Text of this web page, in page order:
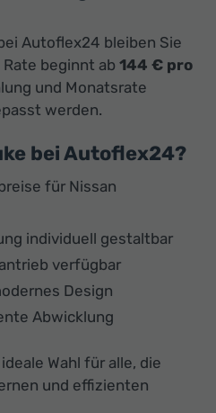
Autoflex24 bleiben Sie
beginnt ab 144 € pro
und Monatsrate
werden.
bei Autoflex24?
für Nissan
individuell gestaltbar
verfügbar
Design
Abwicklung
Wahl für alle, die
und effizienten